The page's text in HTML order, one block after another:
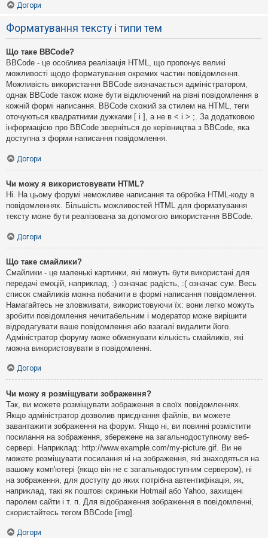
Догори
Форматування тексту і типи тем
Що таке BBCode?
BBCode - це особлива реалізація HTML, що пропонує великі
можливості щодо форматування окремих частин повідомлення.
Можливість використання BBCode визначається адміністратором,
однак BBCode також може бути відключений на рівні повідомлення в
кожній формі написання. BBCode схожий за стилем на HTML, теги
оточуються квадратними дужками [ і ], а не в < і > ;. За додатковою
інформацією про BBCode зверніться до керівництва з BBCode, яка
доступна з форми написання повідомлення.
Догори
Чи можу я використовувати HTML?
Ні. На цьому форумі неможливе написання та обробка HTML-коду в
повідомленнях. Більшість можливостей HTML для форматування
тексту може бути реалізована за допомогою використання BBCode.
Догори
Що таке смайлики?
Смайлики - це маленькі картинки, які можуть бути використані для
передачі емоцій, наприклад, :) означає радість, :( означає сум. Весь
список смайликів можна побачити в формі написання повідомлення.
Намагайтесь не зловживати, використовуючи їх: вони легко можуть
зробити повідомлення нечитабельним і модератор може вирішити
відредагувати ваше повідомлення або взагалі видалити його.
Адміністратор форуму може обмежувати кількість смайликів, які
можна використовувати в повідомленні.
Догори
Чи можу я розміщувати зображення?
Так, ви можете розміщувати зображення в своїх повідомленнях.
Якщо адміністратор дозволив приєднання файлів, ви можете
завантажити зображення на форум. Якщо ні, ви повинні розмістити
посилання на зображення, збережене на загальнодоступному веб-
сервері. Наприклад: http://www.example.com/my-picture.gif. Ви не
можете розміщувати посилання ні на зображення, які знаходяться на
вашому комп'ютері (якщо він не є загальнодоступним сервером), ні
на зображення, для доступу до яких потрібна автентифікація, як,
наприклад, такі як поштові скриньки Hotmail або Yahoo, захищені
паролем сайти і т. п. Для відображення зображення в повідомленні,
скористайтесь тегом BBCode [img].
Догори